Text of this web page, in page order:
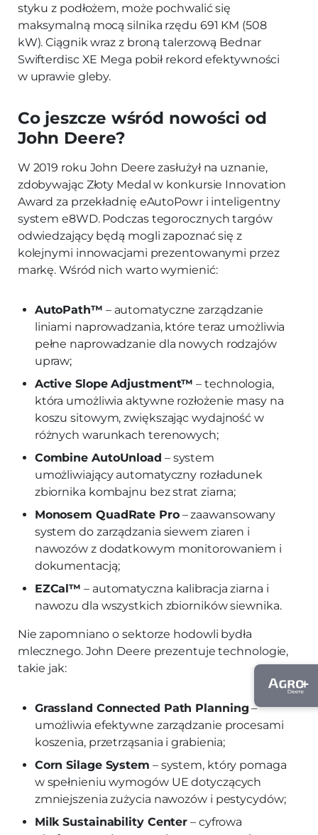
styku z podłożem, może pochwalić się
maksymalną mocą silnika rzędu 691 KM (508
kW). Ciągnik wraz z broną talerzową Bednar
Swifterdisc XE Mega pobił rekord efektywności
w uprawie gleby.
Co jeszcze wśród nowości od
John Deere?
W 2019 roku John Deere zasłużył na uznanie,
zdobywając Złoty Medal w konkursie Innovation
Award za przekładnię eAutoPowr i inteligentny
system e8WD. Podczas tegorocznych targów
odwiedzający będą mogli zapoznać się z
kolejnymi innowacjami prezentowanymi przez
markę. Wśród nich warto wymienić:
AutoPath™ – automatyczne zarządzanie
liniami naprowadzania, które teraz umożliwia
pełne naprowadzanie dla nowych rodzajów
upraw;
Active Slope Adjustment™ – technologia,
która umożliwia aktywne rozłożenie masy na
koszu sitowym, zwiększając wydajność w
różnych warunkach terenowych;
Combine AutoUnload – system
umożliwiający automatyczny rozładunek
zbiornika kombajnu bez strat ziarna;
Monosem QuadRate Pro– zaawansowany
system do zarządzania siewem ziaren i
nawozów z dodatkowym monitorowaniem i
dokumentacją;
EZCal™ – automatyczna kalibracja ziarna i
nawozu dla wszystkich zbiorników siewnika.
Nie zapomniano o sektorze hodowli bydła
mlecznego. John Deere prezentuje technologie,
takie jak:
Grassland Connected Path Planning –
umożliwia efektywne zarządzanie procesami
koszenia, przetrząsania i grabienia;
Corn Silage System – system, który pomaga
w spełnieniu wymogów UE dotyczących
zmniejszenia zużycia nawozów i pestycydów;
Milk Sustainability Center – cyfrowa